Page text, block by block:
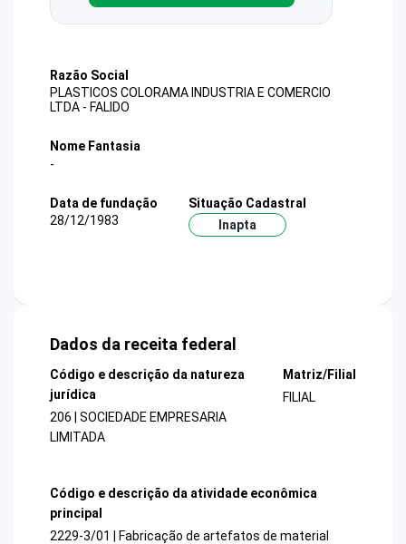
Razão Social
PLASTICOS COLORAMA INDUSTRIA E COMERCIO
LTDA - FALIDO
Nome Fantasia
-
Data de fundação
28/12/1983
Situação Cadastral
Inapta
Dados da receita federal
Código e descrição da natureza
jurídica
206 | SOCIEDADE EMPRESARIA
LIMITADA
Matriz/Filial
FILIAL
Código e descrição da atividade econômica
principal
2229-3/01 | Fabricação de artefatos de material